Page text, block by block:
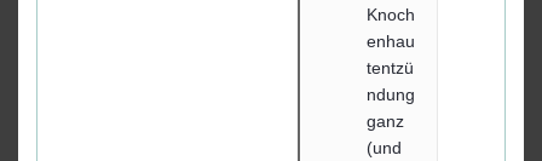
Knoch
enhau
tentzü
ndung
ganz
(und